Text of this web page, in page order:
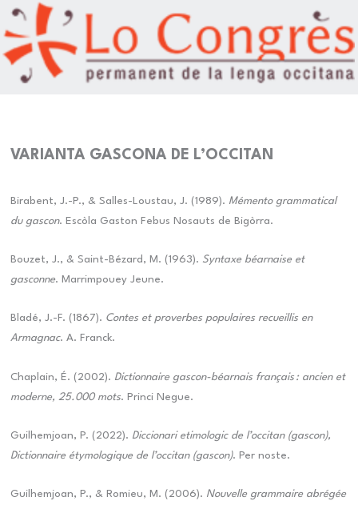
VARIANTA GASCONA DE L’OCCITAN
Birabent, J.-P., & Salles-Loustau, J. (1989). Mémento grammatical
du gascon. Escòla Gaston Febus Nosauts de Bigòrra.
Bouzet, J., & Saint-Bézard, M. (1963). Syntaxe béarnaise et
gasconne. Marrimpouey Jeune.
Bladé, J.-F. (1867). Contes et proverbes populaires recueillis en
Armagnac. A. Franck.
Chaplain, É. (2002). Dictionnaire gascon-béarnais français : ancien et
moderne, 25.000 mots. Princi Negue.
Guilhemjoan, P. (2022). Diccionari etimologic de l’occitan (gascon),
Dictionnaire étymologique de l’occitan (gascon). Per noste.
Guilhemjoan, P., & Romieu, M. (2006). Nouvelle grammaire abrégée